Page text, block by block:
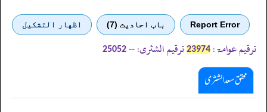
Report Error باب احادیث (7) اظهار التشكيل
ترقیم عوامۃ: 23974 ترقیم الشثری: --
25052
محقق سعد الشثری